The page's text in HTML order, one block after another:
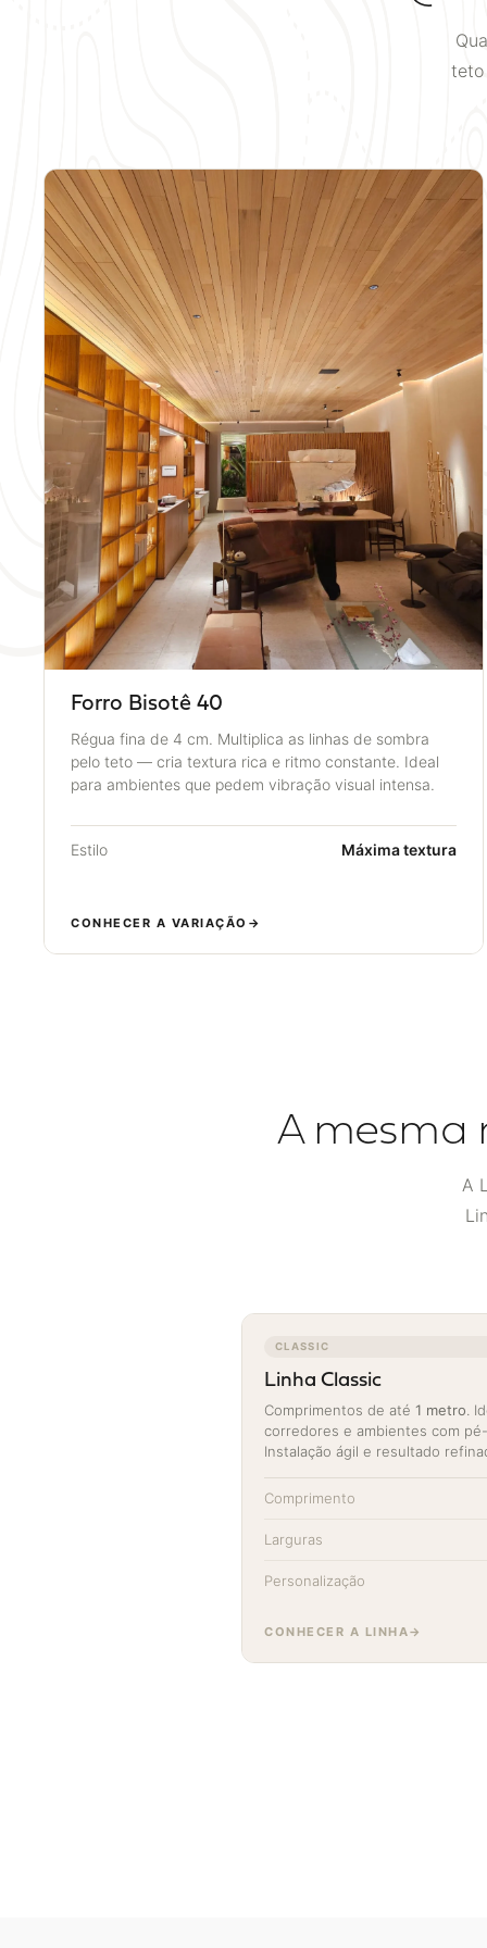
teto
Forro Bisotê 40
Régua fina de 4 cm. Multiplica as linhas de sombra
pelo teto — cria textura rica e ritmo constante. Ideal
para ambientes que pedem vibração visual intensa.
Estilo Máxima textura
CONHECER A VARIAÇÃO
A mesma
A
CLASSIC
Linha Classic
Comprimentos de até 1 metro .
corredores e ambientes com
Instalação ágil e resultado
Comprimento
Larguras
Personalização
CONHECER A LINHA